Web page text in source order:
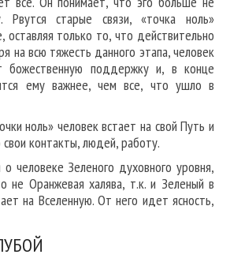
старые связи, «точка ноль»
оставляя только то, что действительно
на всю тяжесть данного этапа, человек
поддержку и, в конце
ему важнее, чем все, что ушло в
ноль» человек встает на свой Путь и
контакты, людей, работу.
о человеке Зеленого духовного уровня,
не Оранжевая халява, т.к. и Зеленый в
на Вселенную. От него идет ясность,